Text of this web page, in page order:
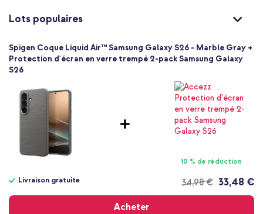
chutes.
8800337243482
ACS11217
Gris
Non
Lots populaires
Spigen Coque Liquid Air™ Samsung Galaxy S26 - Marble Gray +
Protection d'écran en verre trempé 2-pack Samsung Galaxy
S26
10 % de réduction
34,98 €
Livraison gratuite 33,48 €
Acheter
gratuite